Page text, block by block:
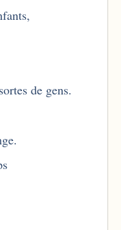
de gens.